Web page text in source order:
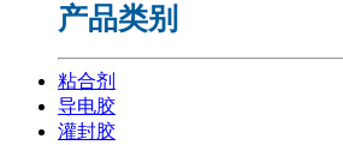
产品类别
粘合剂
导电胶
灌封胶